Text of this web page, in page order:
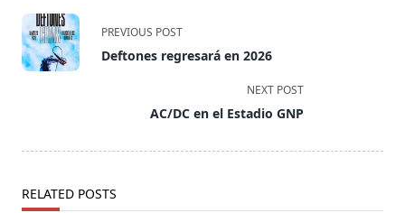
<span
class="nav-
subtitle
PREVIOUS POST
Deftones regresará en 2026
NEXT POST
AC/DC en el Estadio GNP
RELATED POSTS